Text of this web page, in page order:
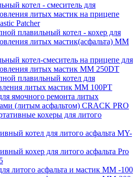
котел - смеситель для
литых мастик на прицепе
Patcher
плавильный котел - кохер для
литых мастик(асфальта) MM
котел-смеситель на прицепе для
литых мастик MM 250DT
плавильный котел для
литых мастик MM 100PT
ямочного ремонта литых
(литым асфальтом) CRACK PRO
кохеры для литого
котел для литого асфальта MY-
кохер для литого асфальта Pro
литого асфальта и мастик MM -100